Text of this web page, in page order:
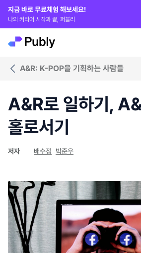
지금 바로 무료체험 해보세요!
나의 커리어 시작과 끝, 퍼블리
A&R: K-POP을 기획하는 사람들
A&R로 일하기,
홀로서기
저자 배수정 박준우